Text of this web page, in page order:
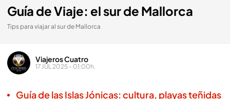
Guía de Viaje: el sur de Mallorca
Tips para viajar al sur de Mallorca
Viajeros Cuatro
17 JUL 2025 - 01:00h.
Guía de las Islas Jónicas: cultura, playas teñidas